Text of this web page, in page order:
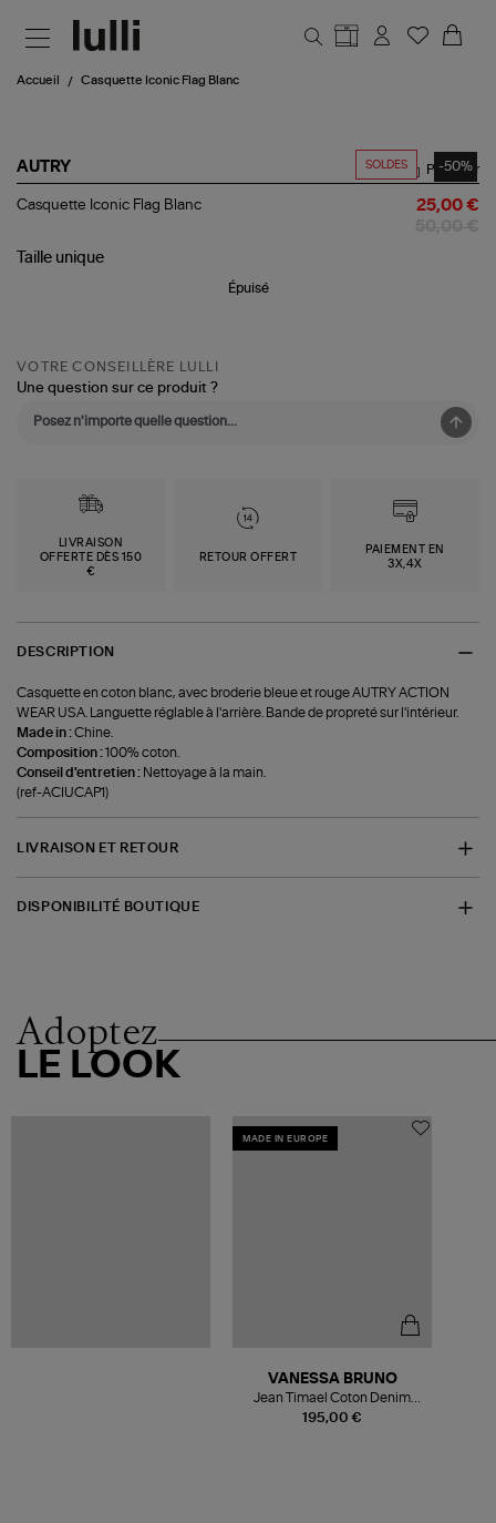
Accueil Casquette Iconic Flag Blanc
SOLDES -50%
AUTRY
Casquette
Blanc
Partager
Casquette Iconic Flag Blanc 25,00 €
Taille unique
Épuisé
VOTRE CONSEILLÈRE LULLI
Une question sur ce produit ?
LIVRAISON
OFFERTE DÈS 150
€
RETOUR OFFERT
PAIEMENT EN
3X,4X
DESCRIPTION
Casquette en coton blanc, avec broderie bleue et rouge AUTRY ACTION
WEAR USA. Languette réglable à l'arrière. Bande de propreté sur l'intérieur.
Made in :Chine.
Composition :100% coton.
Conseil d'entretien : Nettoyage à la main.
(ref-ACIUCAP1)
LIVRAISON ET RETOUR
DISPONIBILITÉ BOUTIQUE
Adoptez
LE LOOK
MADE IN EUROPE
195,00 €
VANESSA BRUNO
Jean Timael Coton Denim
Blanc